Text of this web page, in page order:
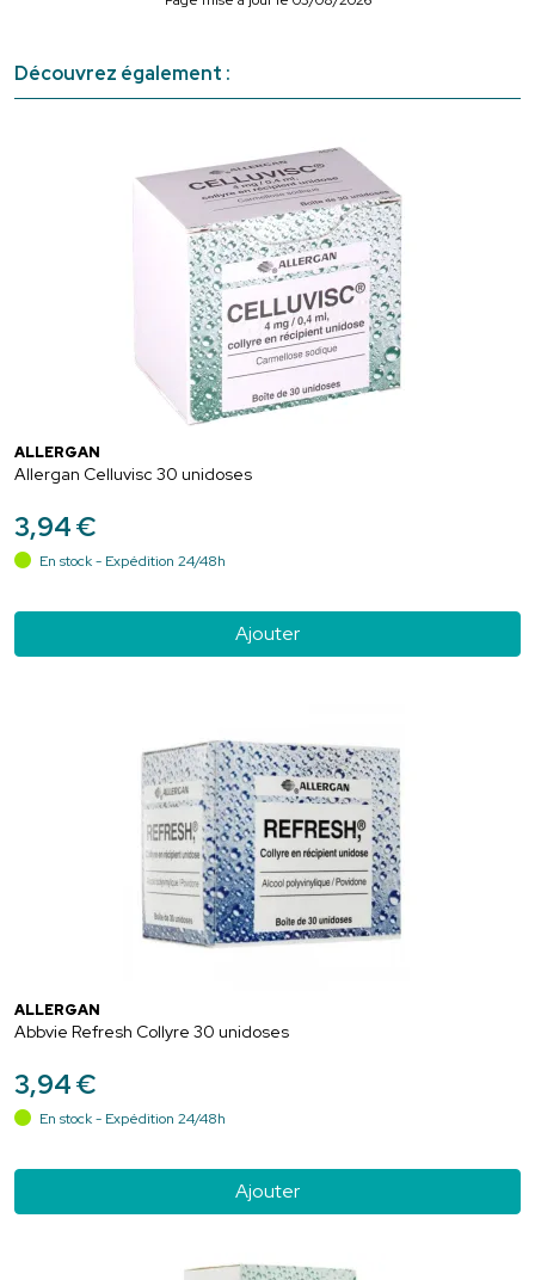
Découvrez également :
ALLERGAN
Allergan Celluvisc 30 unidoses
3,94€
En stock - Expédition 24/48h
Ajouter
ALLERGAN
Abbvie Refresh Collyre 30 unidoses
3,94€
En stock - Expédition 24/48h
Ajouter